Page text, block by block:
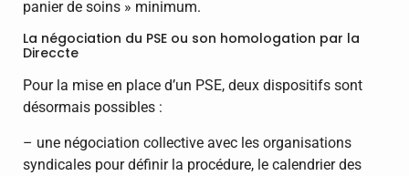
panier de soins » minimum.
La négociation du PSE ou son homologation par la
Direccte
Pour la mise en place d’un PSE, deux dispositifs sont
désormais possibles :
– une négociation collective avec les organisations
syndicales pour définir la procédure, le calendrier des